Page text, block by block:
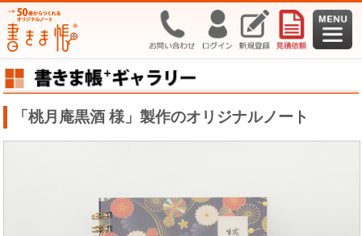
「桃月庵黒酒 様」製作のオリジナルノート